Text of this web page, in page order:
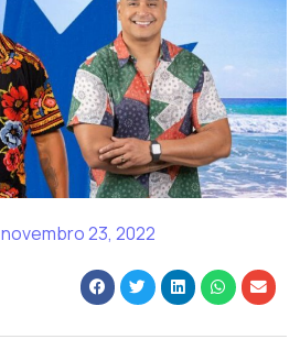
novembro 23, 2022